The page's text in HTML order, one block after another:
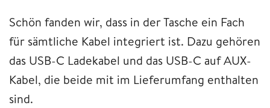
Schön fanden wir, dass in der Tasche ein Fach
für sämtliche Kabel integriert ist. Dazu gehören
das USB-C Ladekabel und das USB-C auf AUX-
Kabel, die beide mit im Lieferumfang enthalten
sind.